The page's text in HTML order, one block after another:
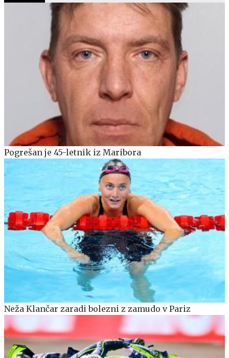
Pogrešan je 45-letnik iz Maribora
Neža Klančar zaradi bolezni z zamudo v Pariz